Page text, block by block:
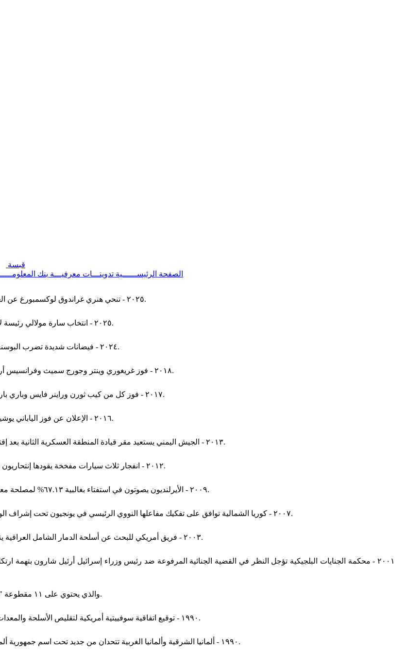
قبسة
الصفحة الرئيســــــية تدوينـــات معرفيـــة بنك
٢٠٢٥ - تنحي هنري غراندوق لوكسمبورغ عن العرش، بعد خمس وعشرين سنة من الحكم، وتولي بكره غليوم الخامس مكانه.
٢٠٢٥ - انتخاب سارة مولالي رئيسة لأساقفة كانتربري لتصبح بذلك أول امرأة في التاريخ تتزعم الجماعة الأنجليكية.
٢٠٢٤ - فيضانات شديدة تضرب البوسنة والهرسك، ما أدى إلى مصرع ما لا يقل عن ٢٦ شخصا وفقد قرابة ٤٠ آخرين.
٢٠١٨ - فوز غريغوري وينتر وجورج سميث وفرانسيس أرنولد بجائزة نوبل في الكيمياء لسنة ٢٠١٨ وذلك لأبحاثهم في مجال البروتينات.
٢٠١٧ - فوز كل من كيب ثورن وراينر فايس وباري باريش بجائزة نوبل في الفيزياء لسنة ٢٠١٧ لأبحاثهم في مجال الموجات الثقالية.
٢٠١٦ - الإعلان عن فوز الياباني يوشينوري أوسومي بجائزة نوبل في الطب لعام ٢٠١٦ لأعماله حول الالتهام الذاتي.
٢٠١٣ - الجيش اليمني يستعيد مقر قيادة المنطقة العسكرية الثانية بعد إقتحامه والسيطرة عليه من قبل مسلحين تابعين لتنظيم القاعدة لمدة ثلاثة أيام.
٢٠١٢ - انفجار ثلاث سيارات مفخخة يقودها إنتحاريون في ساحة سعد الله الجابري في حلب، سوريا، مما أسفر عن مقتل ٤٠ شخصا.
٢٠٠٩ - الأيرلنديون يصوتون في استفتاء بغالبية ٦٧.١٣% لمصلحة معاهدة لشبونة الأوروبية وذلك حسب النتائج النهائية التي أعلنتها اللجنة الانتخابية.
٢٠٠٧ - كوريا الشمالية توافق على تفكيك مفاعلها النووي الرئيسي في يونجيون تحت إشراف الولايات المتحدة إلى جانب الكشف عن جميع أنشطتها النووية بحلول نهاية العام.
٢٠٠٣ - فريق أمريكي للبحث عن أسلحة الدمار الشامل العراقية ينشر أول تقرير له منذ بدء عمله يؤكد فيه أنه لم يعثر على أي من هذه الأسلحة.
٢٠٠١ - محكمة الجنايات البلجيكية تؤجل النظر في القضية الجنائية المرفوعة ضد رئيس وزراء إسرائيل أرئيل شارون
٢٠٠٠ - الموسيقار ياني يطلق ألبومه الثالث عشر بعنوان "If I Could Tell You" والذي يحتوي على ١١ مقطوعة.
١٩٩٠ - توقيع اتفاقية سوفييتية أمريكية لتقليص الأسلحة والمعدات العسكرية في أوروبا على أن تستثنى الأسلحة البيولوجية والكيمائية والنووية.
١٩٩٠ - ألمانيا الشرقية وألمانيا الغربية تتحدان من جديد تحت اسم جمهورية ألمانيا الفيدرالية وذلك بعد أن انفصلتا عام ١٩٤٥ بعد نهاية الحرب العالمية الثانية.